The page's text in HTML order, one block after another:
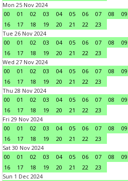
Mon 25 Nov 2024
00
01 02 03 04 05 06 07 08 09
16
17 18 19 20 21 22
23
Tue 26 Nov 2024
00
01 02 03 04 05 06 07 08 09
16
17 18 19 20 21 22
23
Wed 27 Nov 2024
00
01 02 03 04 05 06 07 08 09
16
17 18 19 20 21 22
23
Thu 28 Nov 2024
00
01 02 03 04 05 06 07 08 09
16
17 18 19 20 21 22
23
Fri 29 Nov 2024
00
01 02 03 04 05 06 07 08 09
16
17 18 19 20 21 22
23
Sat 30 Nov 2024
00
01 02 03 04 05 06 07 08 09
16
17 18 19 20 21 22
23
Sun 1 Dec 2024